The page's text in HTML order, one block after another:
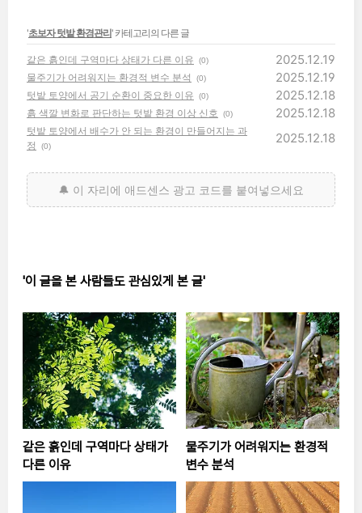
'초보자 텃밭 환경관리' 카테고리의 다른 글
같은 흙인데 구역마다 상태가 다른 이유 (0) 2025.12.19
물주기가 어려워지는 환경적 변수 분석 (0) 2025.12.19
텃밭 토양에서 공기 순환이 중요한 이유 (0) 2025.12.18
흙 색깔 변화로 판단하는 텃밭 환경 이상 신호 (0) 2025.12.18
텃밭 토양에서 배수가 안 되는 환경이 만들어지는 과
정
(0)
2025.12.18
'이 글을 본 사람들도 관심있게 본 글'
같은 흙인데 구역마다 상태가
다른 이유
물주기가 어려워지는 환경적
변수 분석